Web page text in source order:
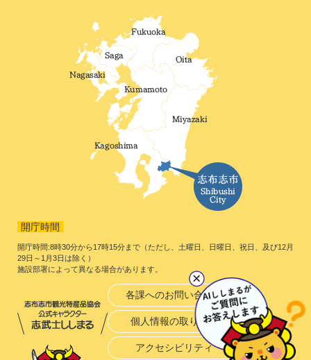
開庁時間
開庁時間:8時30分から17時15分まで（ただし、土曜日、日曜日、祝日、及び12月
29日～1月3日は除く）
施設部署によって異なる場合があります。
各課へのお問い合わせ
個人情報の取り扱い
アクセシビリティ